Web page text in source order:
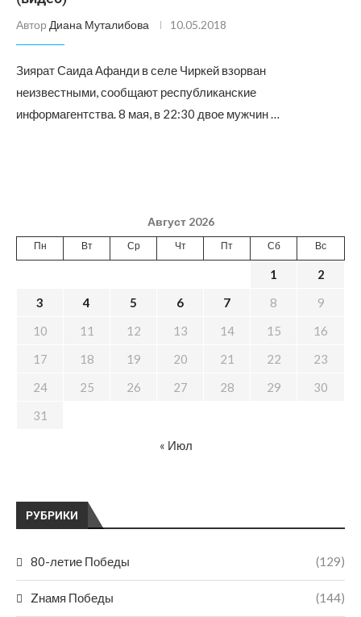
Автор Диана Муталибова 10.05.2018
Зиярат Саида Афанди в селе Чиркей взорван
неизвестными, сообщают республиканские
информагентства. 8 мая, в 22:30 двое мужчин …
РУБРИКИ
80-летие Победы (129)
Zнамя Победы (144)
Август 2026
Пн Вт Ср Чт Пт Сб Вс
1
2
3
4 5 6 7 8
9
10
11 12 13 14 15
16
17
18 19 20 21 22
23
24
25 26 27 28 29
30
31
« Июл